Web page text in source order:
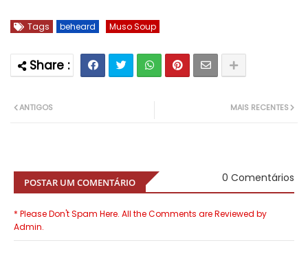
Tags beheard Muso Soup
MAIS RECENTES
ANTIGOS
POSTAR UM COMENTÁRIO 0 Comentários
* Please Don't Spam Here. All the Comments are Reviewed by
Admin.